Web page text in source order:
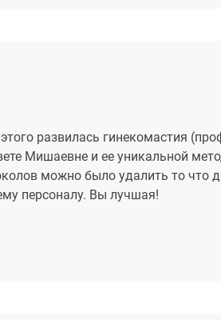
развилась гинекомастия
Мишаевне и ее уникальной
можно было удалить то что
персоналу. Вы лучшая!